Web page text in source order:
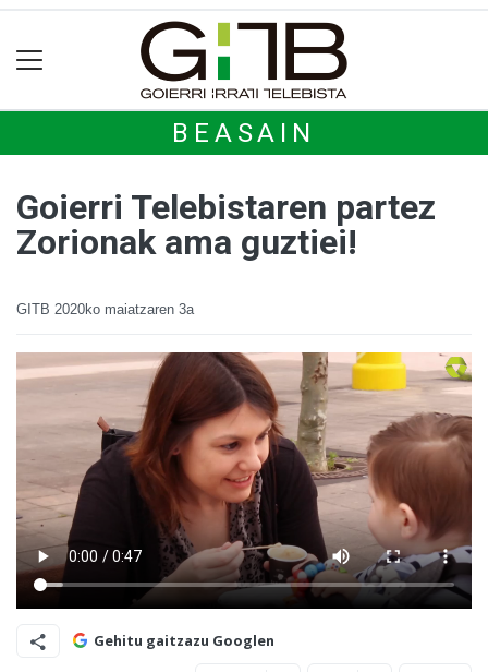
BEASAIN
Goierri Telebistaren partez
Zorionak ama guztiei!
GITB 2020ko maiatzaren 3a
Gehitu gaitzazu Googlen